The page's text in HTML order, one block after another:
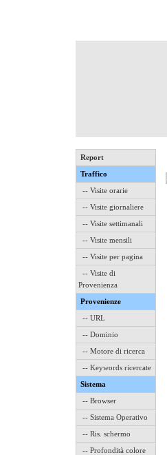
Report
Traffico
-- Visite orarie
-- Visite giornaliere
-- Visite settimanali
-- Visite mensili
-- Visite per pagina
-- Visite di
Provenienza
Provenienze
-- URL
-- Dominio
-- Motore di ricerca
-- Keywords ricercate
Sistema
-- Browser
-- Sistema Operativo
-- Ris. schermo
-- Profondità colore